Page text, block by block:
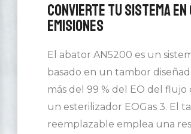
Convierte tu Sistema en
Emisiones
El abator AN5200 es un
basado en un tambor
más del 99 % del EO del flujo
un esterilizador EOGas 3. El
reemplazable emplea una